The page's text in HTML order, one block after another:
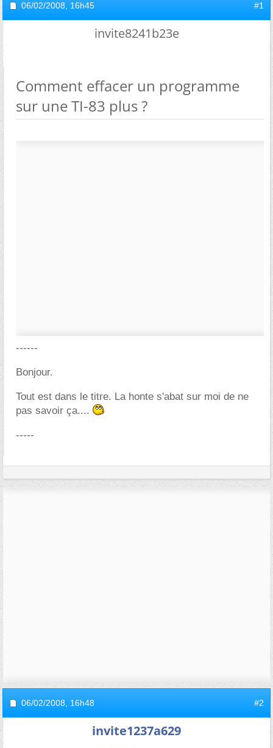
06/02/2008, 16h45 #1
invite8241b23e
Comment effacer un programme
sur une TI-83 plus ?
------
Bonjour.
Tout est dans le titre. La honte s'abat sur moi de ne
pas savoir ça....
-----
06/02/2008, 16h48 #2
invite1237a629